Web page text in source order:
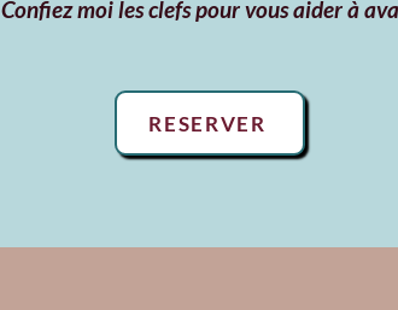
Confiez moi les clefs pour vous aider à
RESERVER